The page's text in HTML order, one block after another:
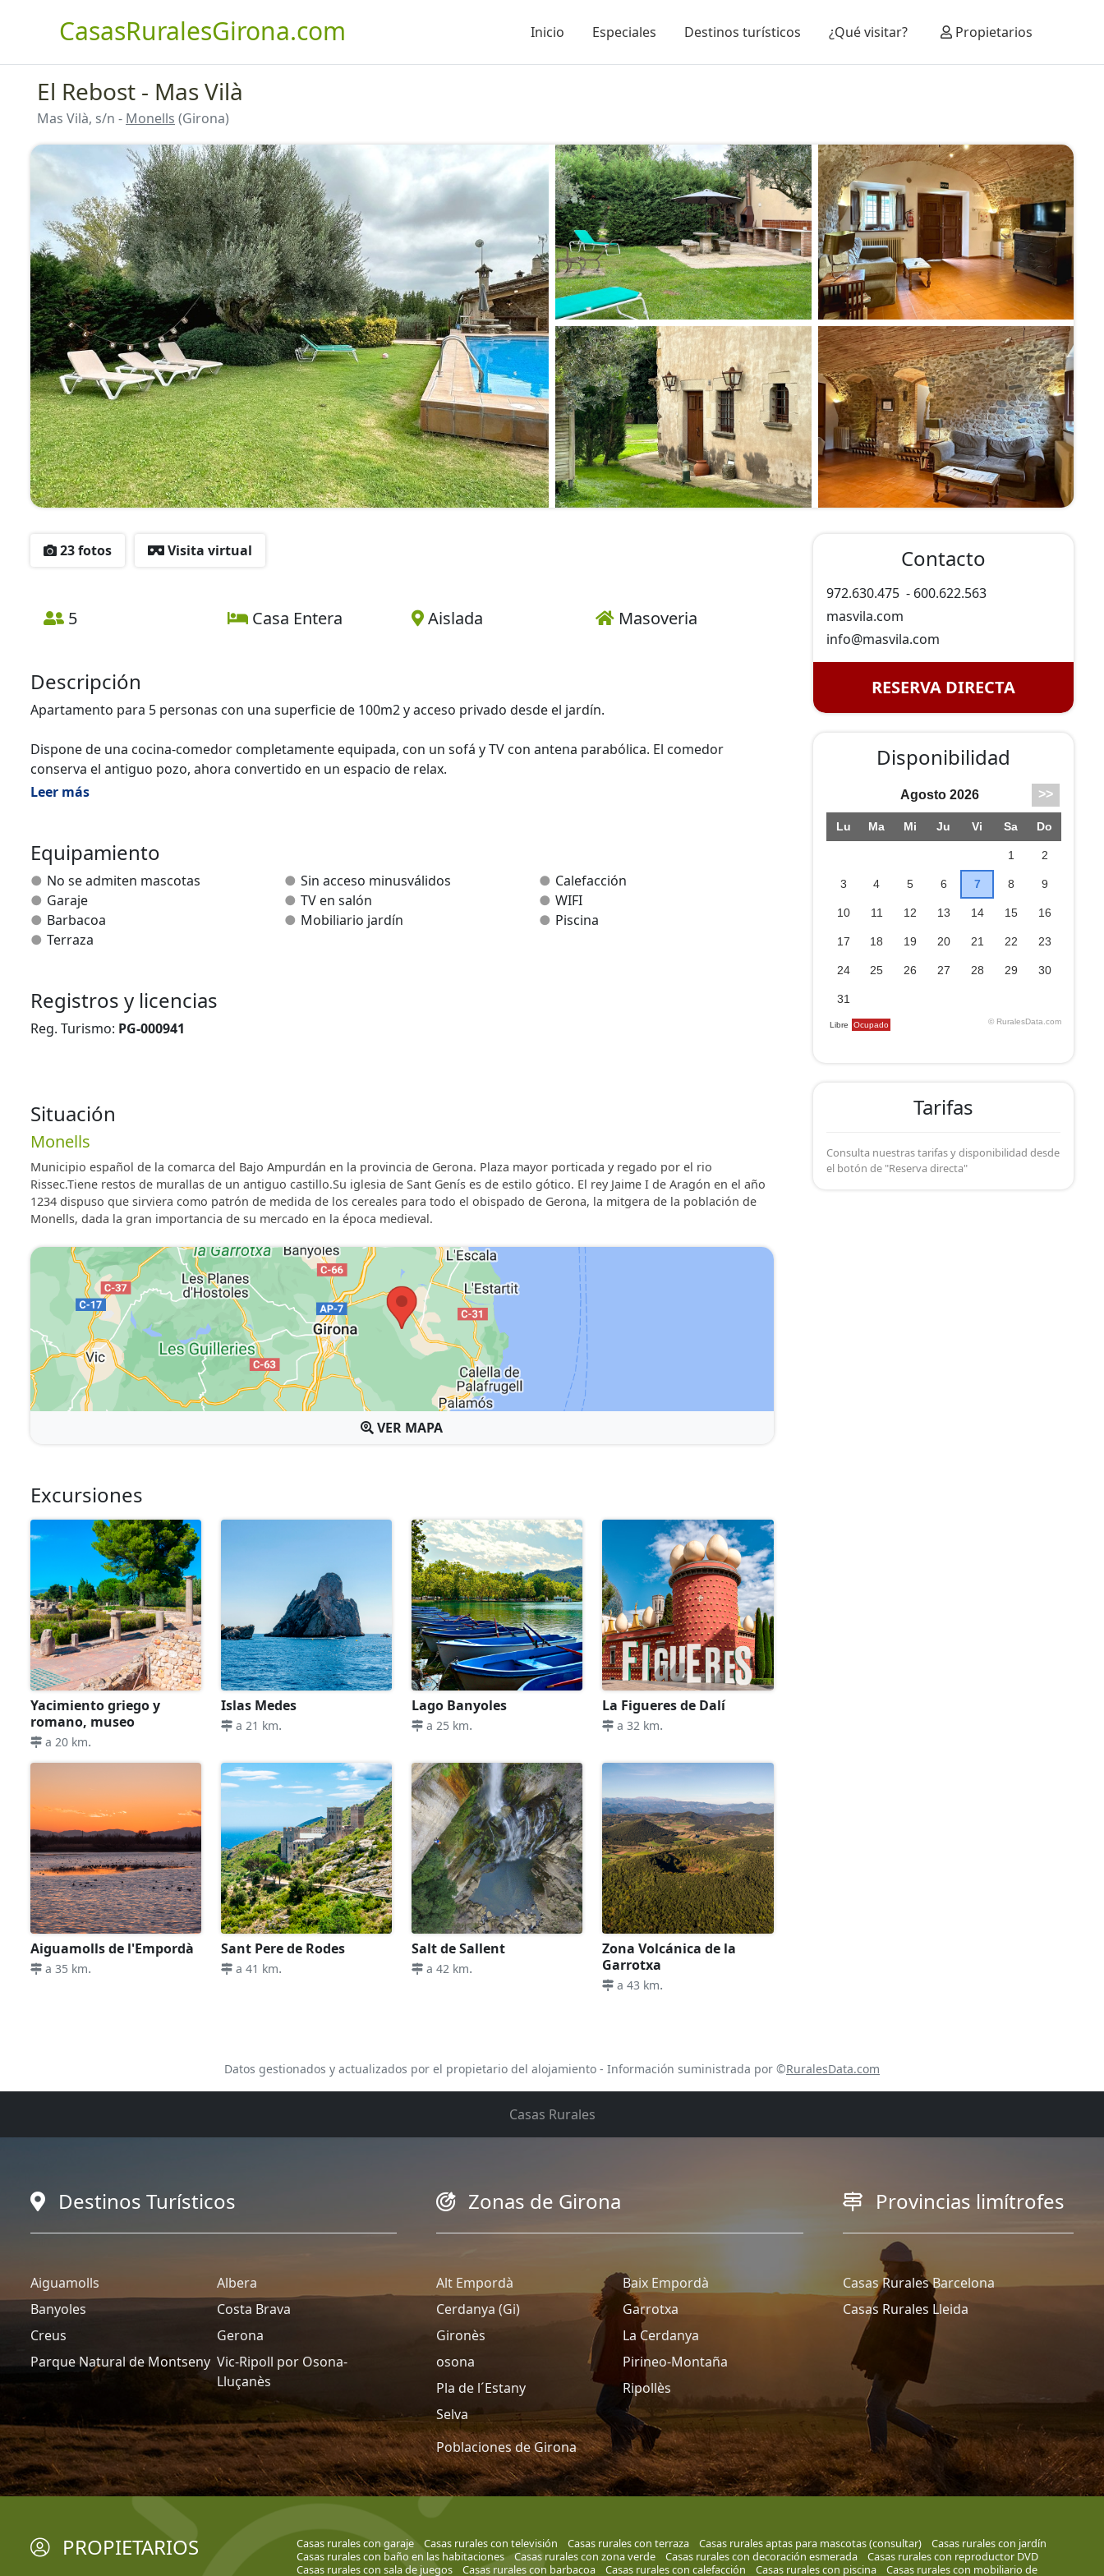
CasasRuralesGirona.com Inicio Especiales Destinos turísticos ¿Qué visitar? Propietarios
El Rebost - Mas Vilà
Mas Vilà, s/n - Monells (Girona)
23 fotos Visita virtual
5 Casa Entera Aislada Masoveria
Descripción
Apartamento para 5 personas con una superficie de 100m2 y acceso privado desde el jardín.
Dispone de una cocina-comedor completamente equipada, con un sofá y TV con antena parabólica. El comedor
conserva el antiguo pozo, ahora convertido en un espacio de relax.
Leer más
Equipamiento
No se admiten mascotas Sin acceso minusválidos
Calefacción
Garaje
TV en salón
WIFI
Barbacoa
Mobiliario jardín
Piscina
Terraza
Registros y licencias
Reg. Turismo: PG-000941
Contacto
972.630.475 - 600.622.563
masvila.com
info@masvila.com
RESERVA DIRECTA
Disponibilidad
Situación
Monells
Municipio español de la comarca del Bajo Ampurdán en la provincia de Gerona. Plaza mayor porticada y regado por el rio
Rissec.Tiene restos de murallas de un antiguo castillo.Su iglesia de Sant Genís es de estilo gótico. El rey Jaime I de Aragón en el año
1234 dispuso que sirviera como patrón de medida de los cereales para todo el obispado de Gerona, la mitgera de la población de
Monells, dada la gran importancia de su mercado en la época medieval.
VER MAPA
Excursiones
Yacimiento griego y
romano, museo
a 20 km.
Islas Medes
a 21 km.
Lago Banyoles
a 25 km.
La Figueres de Dalí
a 32 km.
Aiguamolls de l'Empordà
a 35 km.
Sant Pere de Rodes
a 41 km.
Salt de Sallent
a 42 km.
Zona Volcánica de la
Garrotxa
a 43 km.
Tarifas
Consulta nuestras tarifas y disponibilidad desde
el botón de "Reserva directa"
Datos gestionados y actualizados por el propietario del alojamiento - Información suministrada por ©RuralesData.com
Casas Rurales
Destinos Turísticos
Aiguamolls
Albera
Banyoles
Costa Brava
Creus
Gerona
Parque Natural de Montseny Vic-Ripoll por Osona-
Lluçanès
Zonas de Girona
Alt Empordà
Baix Empordà
Cerdanya (Gi)
Garrotxa
Gironès
La Cerdanya
osona
Pirineo-Montaña
Pla de l´Estany
Ripollès
Selva
Poblaciones de Girona
Provincias limítrofes
Casas Rurales Barcelona
Casas Rurales Lleida
PROPIETARIOS Casas rurales con garaje Casas rurales con televisión Casas rurales con terraza Casas rurales aptas para mascotas (consultar)
Casas rurales con jardín
Casas rurales con baño en las habitaciones
Casas rurales con zona verde Casas rurales con decoración esmerada
Casas rurales con reproductor DVD
Casas rurales con sala de juegos
Casas rurales con barbacoa Casas rurales con calefacción Casas rurales con piscina
Casas rurales con mobiliario de